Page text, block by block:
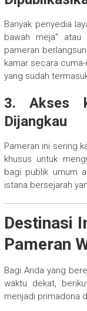
Banyak penyedia
bawah meja”
pameran
kamar secara
yang sudah
3. Akses
Dijangkau
Pameran ini sering
khusus untuk
bagi publik umum
istana bersejarah
Destinasi
Pameran
Bagi Anda yang
waktu dekat,
menjadi primadona